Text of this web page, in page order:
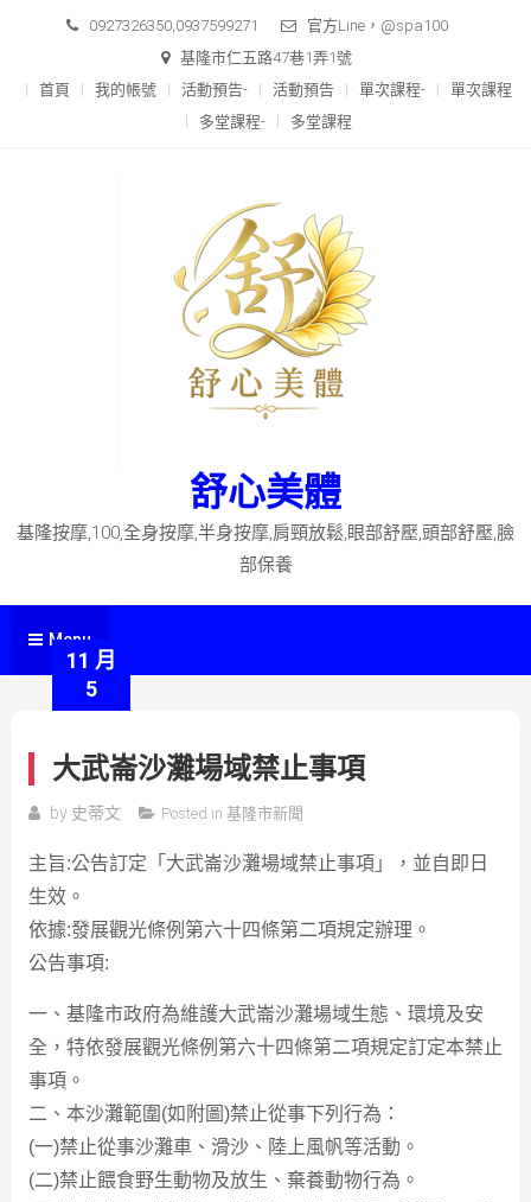
content
0927326350,0937599271
官方Line，@spa100
基隆市仁五路47巷1弄1號
首頁
我的帳號 活動預告- 活動預告 單次課程-
單次課程
多堂課程-
多堂課程
舒心美體
基隆按摩,100,全身按摩,半身按摩,肩頸放鬆,眼部舒壓,頭部舒壓,臉
部保養
Menu
11 月
5
大武崙沙灘場域禁止事項
by 史蒂文 Posted in 基隆市新聞
主旨:公告訂定「大武崙沙灘場域禁止事項」，並自即日
生效。
依據:發展觀光條例第六十四條第二項規定辦理。
公告事項:
一、基隆市政府為維護大武崙沙灘場域生態、環境及安
全，特依發展觀光條例第六十四條第二項規定訂定本禁止
事項。
二、本沙灘範圍(如附圖)禁止從事下列行為：
(一)禁止從事沙灘車、滑沙、陸上風帆等活動。
(二)禁止餵食野生動物及放生、棄養動物行為。